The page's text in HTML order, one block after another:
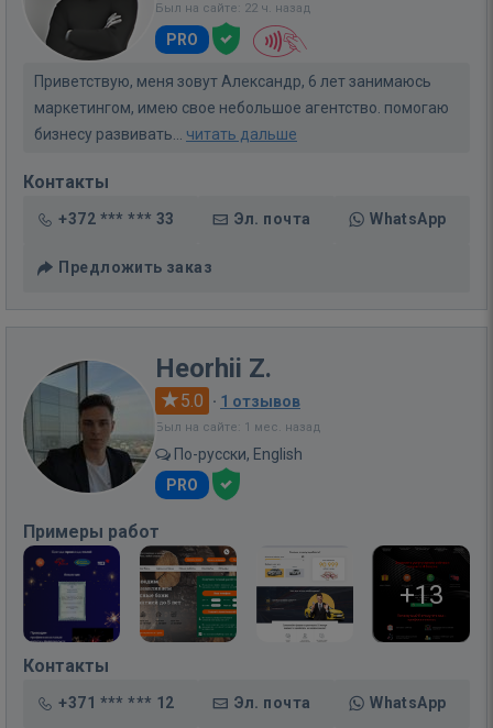
Был на сайте: 22 ч. назад
PRO
Приветствую, меня зовут Александр, 6 лет занимаюсь
маркетингом, имею свое небольшое агентство. помогаю
бизнесу развивать... читать дальше
Контакты
+372 *** *** 33 Эл. почта WhatsApp
Предложить заказ
Heorhii Z.
5.0 · 1 отзывов
Был на сайте: 1 мес. назад
По-русски, English
PRO
Примеры работ
+13
Контакты
+371 *** *** 12 Эл. почта WhatsApp